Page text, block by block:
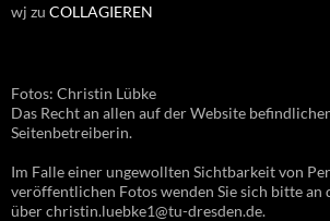
wj zu COLLAGIEREN
Fotos: Christin Lübke
Das Recht an allen auf der Website
Seitenbetreiberin.
Im Falle einer ungewollten Sichtbarkeit von
veröffentlichen Fotos wenden Sie sich bitte an
über christin.luebke1@tu-dresden.de.